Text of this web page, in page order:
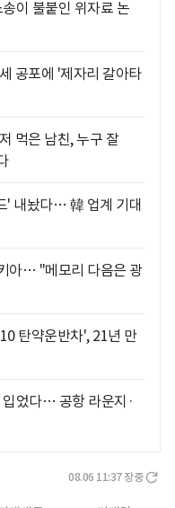
이 불붙인 위자료 논
공포에 '제자리 갈아타
먹은 남친, 누구 잘
' 내놨다… 韓 업계 기대
아… "메모리 다음은 광
탄약운반차', 21년 만
었다… 공항 라운지·
08.06 11:37 장중